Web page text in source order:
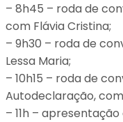
– 8h45 – roda de
com Flávia Cristina;
– 9h30 – roda de
Lessa Maria;
– 10h15 – roda de
Autodeclaração,
– 11h –